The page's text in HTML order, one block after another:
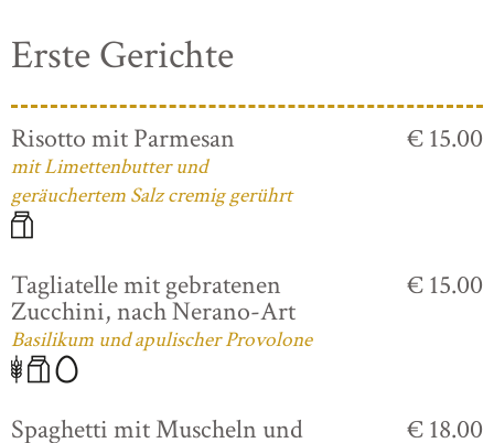
Erste Gerichte
Risotto mit Parmesan
mit Limettenbutter und
geräuchertem Salz cremig gerührt
€ 15.00
Tagliatelle mit gebratenen
Zucchini, nach Nerano-Art
Basilikum und apulischer Provolone
€ 15.00
Spaghetti mit Muscheln und € 18.00